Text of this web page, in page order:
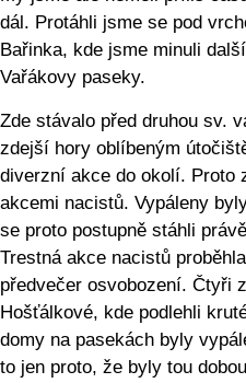
dál. Protáhli jsme se pod
Bařinka, kde jsme minuli
Vařákovy paseky.
Zde stávalo před druhou sv.
zdejší hory oblíbeným
diverzní akce do okolí. Proto
akcemi nacistů. Vypáleny
se proto postupně stáhli
Trestná akce nacistů
předvečer osvobození. Čtyři
Hošťálkové, kde podlehli
domy na pasekách byly
to jen proto, že byly tou